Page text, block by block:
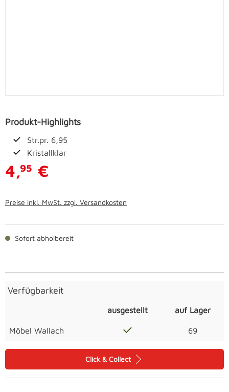
Produkt-Highlights
Str.pr. 6,95
Kristallklar
4,95 €
Preise inkl. MwSt. zzgl. Versandkosten
Sofort abholbereit
Verfügbarkeit
ausgestellt auf Lager
Möbel Wallach 69
Click & Collect